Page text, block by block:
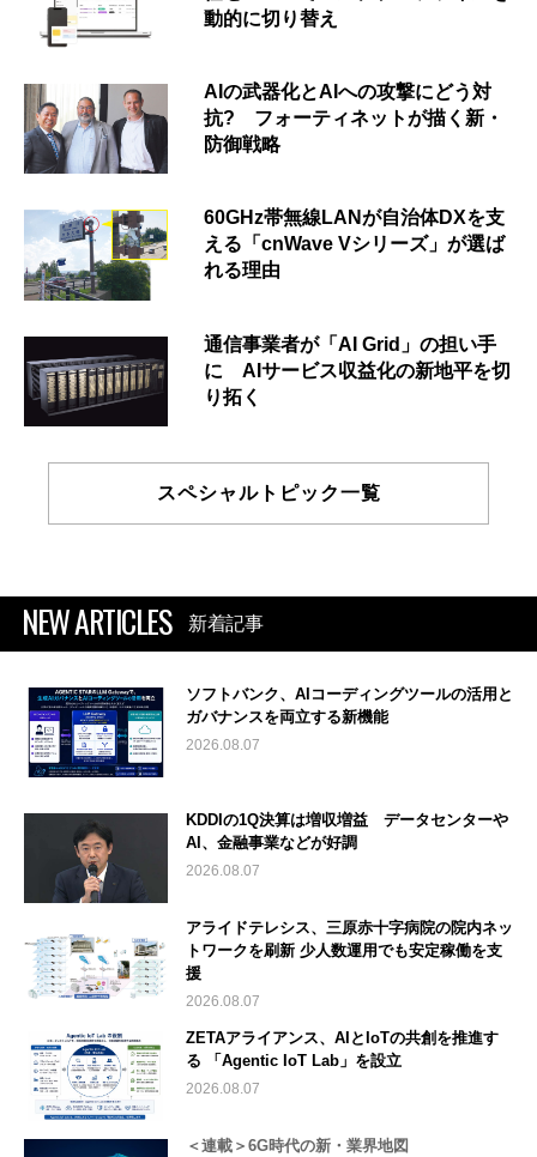
動的に切り替え
AIの武器化とAIへの攻撃にどう対
抗? フォーティネットが描く新・
防御戦略
60GHz帯無線LANが自治体DXを支
える「cnWave Vシリーズ」が選ば
れる理由
通信事業者が「AI Grid」の担い手
に AIサービス収益化の新地平を切
り拓く
スペシャルトピック一覧
NEW ARTICLES 新着記事
ソフトバンク、AIコーディングツールの活用と
ガバナンスを両立する新機能
2026.08.07
KDDIの1Q決算は増収増益 データセンターや
AI、金融事業などが好調
2026.08.07
アライドテレシス、三原赤十字病院の院内ネッ
トワークを刷新 少人数運用でも安定稼働を支
援
2026.08.07
ZETAアライアンス、AIとIoTの共創を推進す
る 「Agentic IoT Lab」を設立
2026.08.07
＜連載＞6G時代の新・業界地図